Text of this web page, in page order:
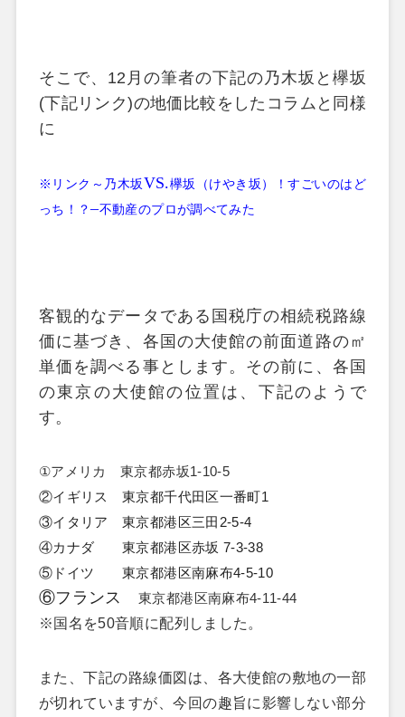
そこで、 12 月の筆者の下記の乃木坂と欅坂
(下記リンク)の地価比較をしたコラムと同様
に
※ リンク～乃木坂VS.欅坂（けやき坂）！すごいのはど
っち！？–不動産のプロが調べてみた
客観的なデータである国税庁の相続税路線
価に基づき、各国の大使館の前面道路の㎡
単価を調べる事とします。その前に、各国
の東京の大使館の位置は、下記のようで
す。
①アメリカ 東京都赤坂1-10-5
②イギリス 東京都千代田区一番町1
③イタリア 東京都港区三田 2-5-4
④カナダ 東京都港区赤坂 7-3-38
⑤ドイツ 東京都港区南麻布4-5-10
⑥フランス東京都港区南麻布4-11-44
※ 国名を50音順に配列しました。
また、下記の路線価図は、各大使館の敷地の一部
が切れていますが、今回の趣旨に影響しない部分